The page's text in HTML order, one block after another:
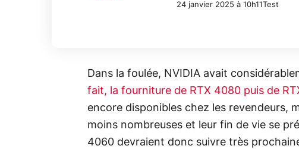
24 janvier 2025 à 10h11 Test
Dans la foulée, NVIDIA avait
fait, la fourniture de RTX 4080 puis de
encore disponibles chez les revendeurs,
moins nombreuses et leur fin de vie se
4060 devraient donc suivre très